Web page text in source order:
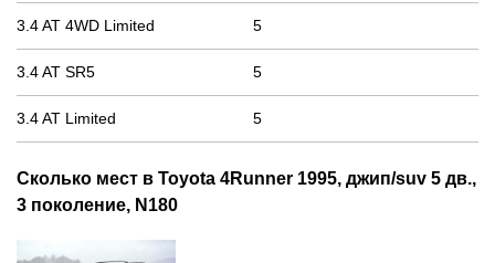
3.4 AT 4WD Limited 5
3.4 AT SR5 5
3.4 AT Limited 5
Сколько мест в Toyota 4Runner 1995, джип/suv 5 дв.,
3 поколение, N180